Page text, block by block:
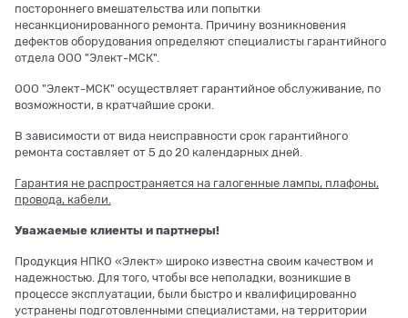
постороннего вмешательства или попытки
несанкционированного ремонта. Причину возникновения
дефектов оборудования определяют специалисты гарантийного
отдела ООО "Элект-МСК".
ООО "Элект-МСК" осуществляет гарантийное обслуживание, по
возможности, в кратчайшие сроки.
В зависимости от вида неисправности срок гарантийного
ремонта составляет от 5 до 20 календарных дней.
Гарантия не распространяется на галогенные лампы, плафоны,
провода, кабели.
Уважаемые клиенты и партнеры!
Продукция НПКО «Элект» широко известна своим качеством и
надежностью. Для того, чтобы все неполадки, возникшие в
процессе эксплуатации, были быстро и квалифицированно
устранены подготовленными специалистами, на территории